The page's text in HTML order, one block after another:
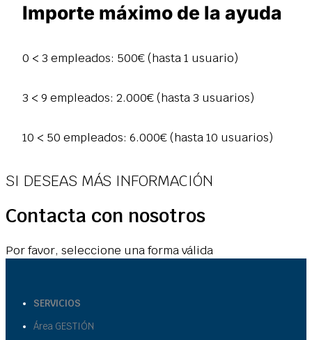
Importe máximo de la ayuda
0 < 3 empleados: 500€ (hasta 1 usuario)
3 < 9 empleados: 2.000€ (hasta 3 usuarios)
10 < 50 empleados: 6.000€ (hasta 10 usuarios)
SI DESEAS MÁS INFORMACIÓN
Contacta con nosotros
Por favor, seleccione una forma válida
SERVICIOS
Área GESTIÓN